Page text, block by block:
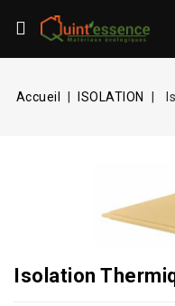
Accueil ISOLATION
Isolation